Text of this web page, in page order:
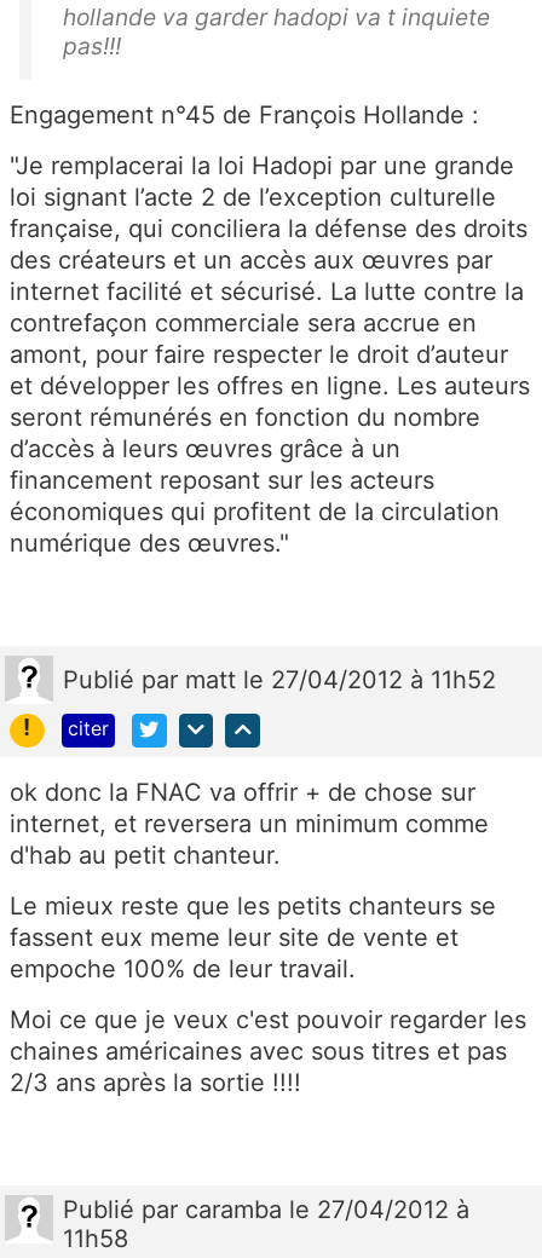
hollande va garder hadopi va t inquiete
pas!!!
Engagement n°45 de François Hollande :
"Je remplacerai la loi Hadopi par une grande
loi signant l’acte 2 de l’exception culturelle
française, qui conciliera la défense des droits
des créateurs et un accès aux œuvres par
internet facilité et sécurisé. La lutte contre la
contrefaçon commerciale sera accrue en
amont, pour faire respecter le droit d’auteur
et développer les offres en ligne. Les auteurs
seront rémunérés en fonction du nombre
d’accès à leurs œuvres grâce à un
financement reposant sur les acteurs
économiques qui profitent de la circulation
numérique des œuvres."
Publié par matt le 27/04/2012 à 11h52
!
citer
ok donc la FNAC va offrir + de chose sur
internet, et reversera un minimum comme
d'hab au petit chanteur.
Le mieux reste que les petits chanteurs se
fassent eux meme leur site de vente et
empoche 100% de leur travail.
Moi ce que je veux c'est pouvoir regarder les
chaines américaines avec sous titres et pas
2/3 ans après la sortie !!!!
Publié par caramba le 27/04/2012 à
11h58